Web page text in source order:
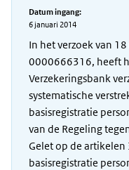
Datum ingang:
6 januari 2014
In het verzoek van
0000666316, heeft
Verzekeringsbank
systematische
basisregistratie
van de Regeling
Gelet op de artikelen
basisregistratie